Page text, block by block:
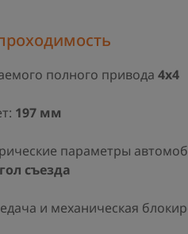
полного привода 4х4
197 мм
параметры
съезда
и механическая